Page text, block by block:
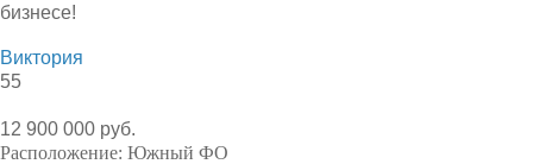
бизнесе!
Виктория
55
12 900 000 руб.
Расположение: Южный ФО